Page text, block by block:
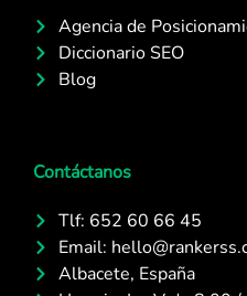
Agencia de
Diccionario SEO
Blog
Contáctanos
Tlf: 652 60 66 45
Email:
Albacete, España